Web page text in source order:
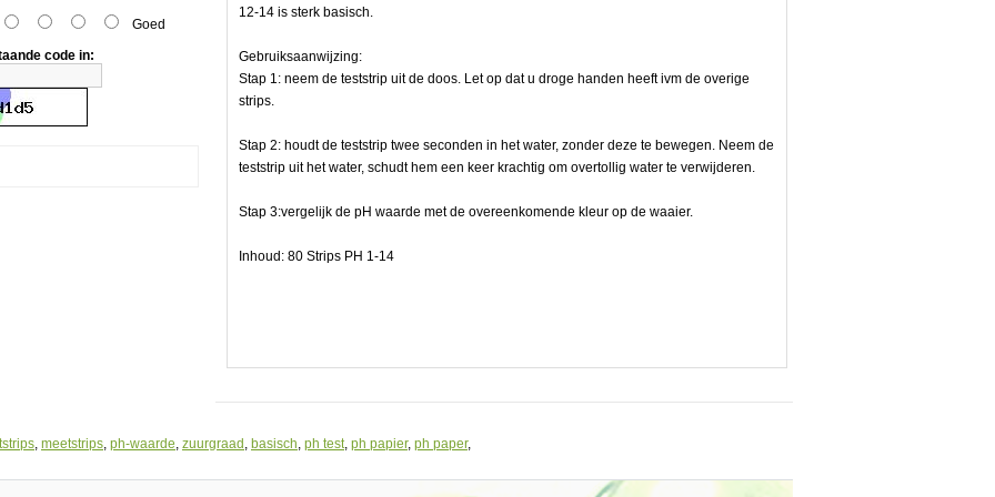
Goed
code in:
12-14 is sterk basisch.
Gebruiksaanwijzing:
Stap 1: neem de teststrip uit de doos. Let op dat u droge handen heeft ivm de overige
strips.
Stap 2: houdt de teststrip twee seconden in het water, zonder deze te bewegen. Neem de
teststrip uit het water, schudt hem een keer krachtig om overtollig water te verwijderen.
Stap 3:vergelijk de pH waarde met de overeenkomende kleur op de waaier.
Inhoud: 80 Strips PH 1-14
, meetstrips, ph-waarde, zuurgraad , basisch, ph test, ph papier, ph paper,